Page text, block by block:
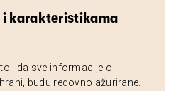
karakteristikama
da sve informacije o
budu redovno ažurirane.